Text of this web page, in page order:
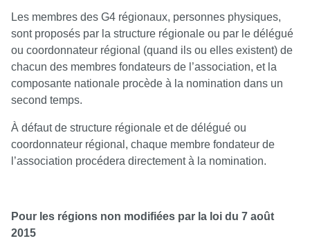
Les membres des G4 régionaux, personnes physiques,
sont proposés par la structure régionale ou par le délégué
ou coordonnateur régional (quand ils ou elles existent) de
chacun des membres fondateurs de l’association, et la
composante nationale procède à la nomination dans un
second temps.
À défaut de structure régionale et de délégué ou
coordonnateur régional, chaque membre fondateur de
l’association procédera directement à la nomination.
Pour les régions non modifiées par la loi du 7 août
2015